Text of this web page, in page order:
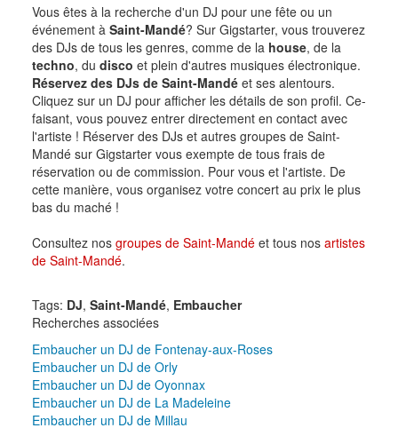
Vous êtes à la recherche d'un DJ pour une fête ou un
événement à Saint-Mandé? Sur Gigstarter, vous trouverez
des DJs de tous les genres, comme de la house, de la
techno, du disco et plein d'autres musiques électronique.
Réservez des DJs de Saint-Mandéet ses alentours.
Cliquez sur un DJ pour afficher les détails de son profil. Ce-
faisant, vous pouvez entrer directement en contact avec
l'artiste ! Réserver des DJs et autres groupes de Saint-
Mandé sur Gigstarter vous exempte de tous frais de
réservation ou de commission. Pour vous et l'artiste. De
cette manière, vous organisez votre concert au prix le plus
bas du maché !
Consultez nos groupes de Saint-Mandéet tous nos artistes
de Saint-Mandé.
Tags: DJ, Saint-Mandé, Embaucher
Recherches associées
Embaucher un DJ de Fontenay-aux-Roses
Embaucher un DJ de Orly
Embaucher un DJ de Oyonnax
Embaucher un DJ de La Madeleine
Embaucher un DJ de Millau